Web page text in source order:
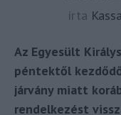
írta
Az Egyesült
péntektől
járvány miatt
rendelkezést